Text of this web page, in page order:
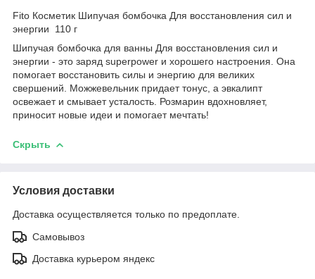
Fito Косметик Шипучая бомбочка Для восстановления сил и
энергии 110 г
Шипучая бомбочка для ванны Для восстановления сил и
энергии - это заряд superpower и хорошего настроения. Она
помогает восстановить силы и энергию для великих
свершений. Можжевельник придает тонус, а эвкалипт
освежает и смывает усталость. Розмарин вдохновляет,
приносит новые идеи и помогает мечтать!
Скрыть
Условия доставки
Доставка осуществляется только по предоплате.
Самовывоз
Доставка курьером яндекс